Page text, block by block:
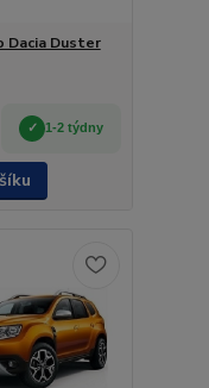
Dacia Duster
1-2 týdny